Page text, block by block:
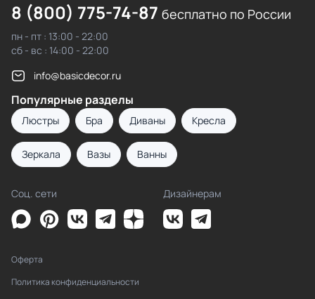
8 (800) 775-74-87 бесплатно по России
пн - пт : 13:00 - 22:00
сб - вс : 14:00 - 22:00
info@basicdecor.ru
Популярные разделы
Люстры Бра Диваны Кресла
Зеркала Вазы Ванны
Соц. сети Дизайнерам
Оферта
Политика конфиденциальности